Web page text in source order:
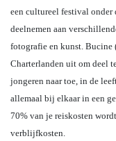
een cultureel festival onder
deelnemen aan
fotografie en kunst. Bucine
Charterlanden uit om deel
jongeren naar toe, in de
allemaal bij elkaar in een
70% van je reiskosten
verblijfkosten.